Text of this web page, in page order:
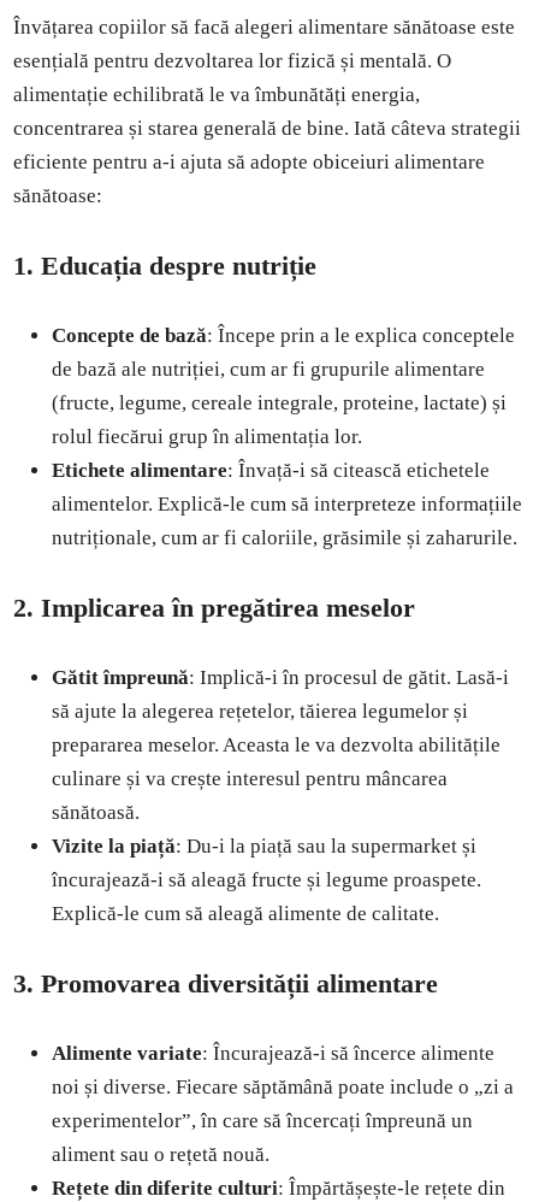
Învățarea copiilor să facă alegeri alimentare sănătoase este
esențială pentru dezvoltarea lor fizică și mentală. O
alimentație echilibrată le va îmbunătăți energia,
concentrarea și starea generală de bine. Iată câteva strategii
eficiente pentru a-i ajuta să adopte obiceiuri alimentare
sănătoase:
1. Educația despre nutriție
Concepte de bază: Începe prin a le explica conceptele
de bază ale nutriției, cum ar fi grupurile alimentare
(fructe, legume, cereale integrale, proteine, lactate) și
rolul fiecărui grup în alimentația lor.
Etichete alimentare: Învață-i să citească etichetele
alimentelor. Explică-le cum să interpreteze informațiile
nutriționale, cum ar fi caloriile, grăsimile și zaharurile.
2. Implicarea în pregătirea meselor
Gătit împreună: Implică-i în procesul de gătit. Lasă-i
să ajute la alegerea rețetelor, tăierea legumelor și
prepararea meselor. Aceasta le va dezvolta abilitățile
culinare și va crește interesul pentru mâncarea
sănătoasă.
Vizite la piață: Du-i la piață sau la supermarket și
încurajează-i să aleagă fructe și legume proaspete.
Explică-le cum să aleagă alimente de calitate.
3. Promovarea diversității alimentare
Alimente variate: Încurajează-i să încerce alimente
noi și diverse. Fiecare săptămână poate include o „zi a
experimentelor”, în care să încercați împreună un
aliment sau o rețetă nouă.
Rețete din diferite culturi: Împărtășește-le rețete din